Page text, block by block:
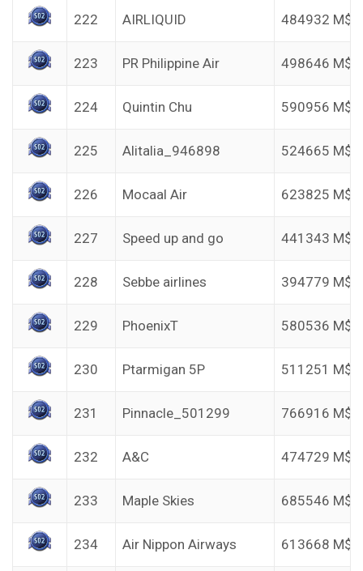
222 AIRLIQUID 484932 M$
223 PR Philippine Air 498646 M$
224 Quintin Chu 590956 M$
225 Alitalia_946898 524665 M$
226 Mocaal Air 623825 M$
227 Speed up and go 441343 M$
228 Sebbe airlines 394779 M$
229 PhoenixT 580536 M$
230 Ptarmigan 5P 511251 M$
231 Pinnacle_501299 766916 M$
232 A&C 474729 M$
233 Maple Skies 685546 M$
234 Air Nippon Airways 613668 M$